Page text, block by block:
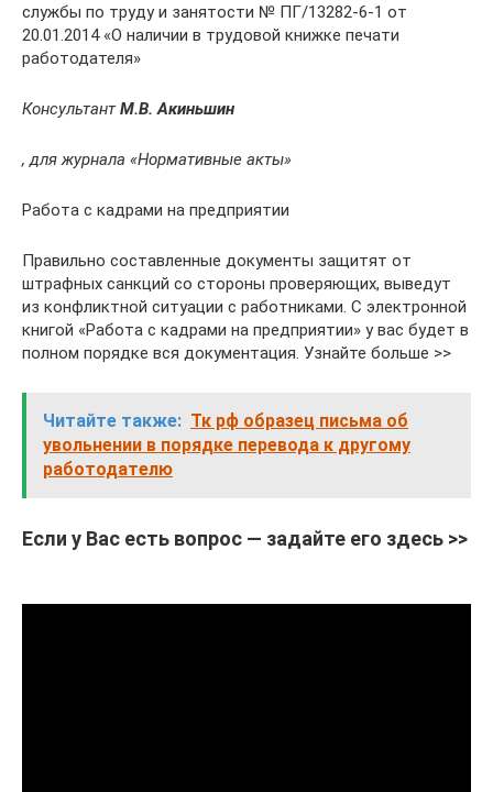
службы по труду и занятости № ПГ/13282-6-1 от
20.01.2014 «О наличии в трудовой книжке печати
работодателя»
КонсультантМ.В. Акиньшин
, для журнала «Нормативные акты»
Работа с кадрами на предприятии
Правильно составленные документы защитят от
штрафных санкций со стороны проверяющих, выведут
из конфликтной ситуации с работниками. С электронной
книгой «Работа с кадрами на предприятии» у вас будет в
полном порядке вся документация. Узнайте больше >>
Читайте также: Тк рф образец письма об
увольнении в порядке перевода к другому
работодателю
Если у Вас есть вопрос — задайте его здесь >>